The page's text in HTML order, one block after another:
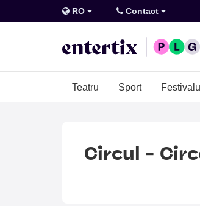
RO Contact
Teatru Sport
Circul -